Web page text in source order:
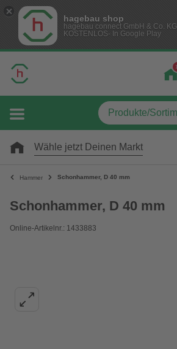
hagebau shop
hagebau connect GmbH & Co. KG
KOSTENLOS- In Google Play
Wähle jetzt Deinen Markt
Hammer Schonhammer, D 40 mm
Schonhammer, D 40 mm
Online-Artikelnr.: 1433883